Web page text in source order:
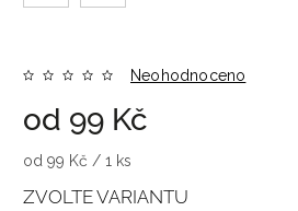
Neohodnoceno
od 99 Kč
od 99 Kč / 1 ks
ZVOLTE VARIANTU